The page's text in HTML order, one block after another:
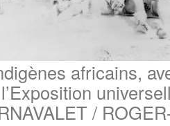
africains,
/